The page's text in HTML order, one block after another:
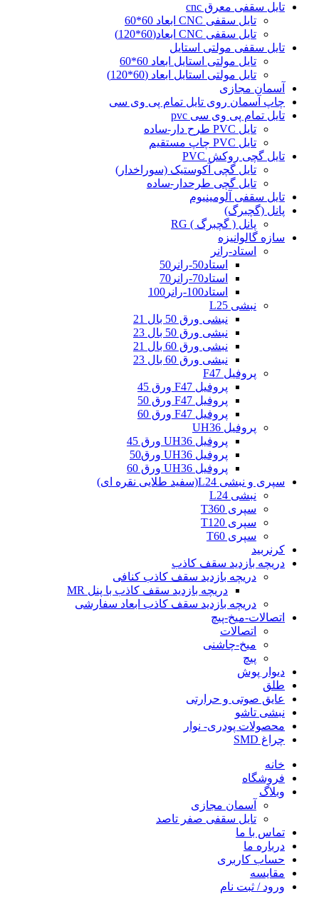
تایل سقفی معرق cnc
تایل سقفی CNC ابعاد 60*60
تایل سقفی CNC ابعاد(60*120)
تایل سقفی مولتی استایل
تایل مولتی استایل ابعاد 60*60
تایل مولتی استایل ابعاد (60*120)
آسمان مجازی
چاپ آسمان روی تایل تمام پی وی سی
تایل تمام پی وی سی pvc
تایل PVC طرح دار-ساده
تایل PVC چاپ مستقیم
تایل گچی روکش PVC
تایل گچی آکوستیک (سوراخدار)
تایل گچی طرحدار-ساده
تایل سقفی آلومینیوم
پانل (گچبرگ)
پانل ( گچبرگ ) RG
سازه گالوانیزه
استاد-رانر
استاد50-رانر50
استاد70-رانر70
استاد100-رانر100
نبشی L25
نبشی ورق 50 بال 21
نبشی ورق 50 بال 23
نبشی ورق 60 بال 21
نبشی ورق 60 بال 23
پروفیل F47
پروفیل F47 ورق 45
پروفیل F47 ورق 50
پروفیل F47 ورق 60
پروفیل UH36
پروفیل UH36 ورق 45
پروفیل UH36 ورق50
پروفیل UH36 ورق 60
سپری و نبشی L24(سفید طلایی نقره ای)
نبشی L24
سپری T360
سپری T120
سپری T60
کرنربید
دریچه بازدید سقف کاذب
دریچه بازدید سقف کاذب کنافی
دریچه بازدید سقف کاذب با پنل MR
دریچه بازدید سقف کاذب ابعاد سفارشی
اتصالات-میخ-پیچ
اتصالات
میخ-چاشنی
پیچ
دیوار پوش
طلق
عایق صوتی و حرارتی
نبشی تاشو
محصولات پودری- نوار
چراغ SMD
خانه
فروشگاه
وبلاگ
آسمان مجازی
تایل سقفی صفر تاصد
تماس با ما
درباره ما
حساب کاربری
مقایسه
ورود / ثبت نام